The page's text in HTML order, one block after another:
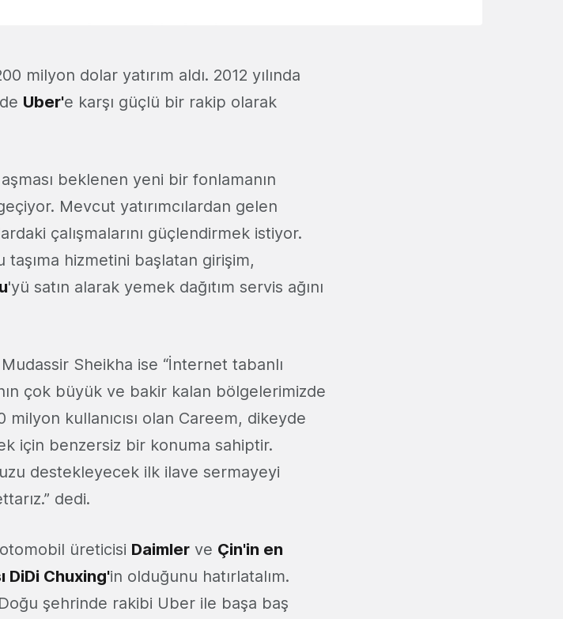
milyon dolar yatırım aldı. 2012 yılında
Uber'e karşı güçlü bir rakip olarak
beklenen yeni bir fonlamanın
Mevcut yatırımcılardan gelen
çalışmalarını güçlendirmek istiyor.
taşıma hizmetini başlatan girişim,
'yü satın alarak yemek dağıtım servis ağını
Sheikha ise “İnternet tabanlı
çok büyük ve bakir kalan bölgelerimizde
kullanıcısı olan Careem, dikeyde
için benzersiz bir konuma sahiptir.
destekleyecek ilk ilave sermayeyi
dedi.
üreticisi Daimler ve Çin'in en
DiDi Chuxing'in olduğunu hatırlatalım.
şehrinde rakibi Uber ile başa baş